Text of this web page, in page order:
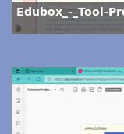
Edubox_-_Tool-